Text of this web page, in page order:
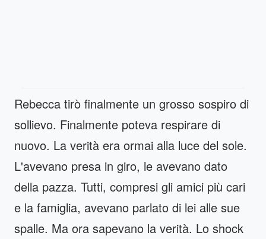
Rebecca tirò finalmente un grosso sospiro di
sollievo. Finalmente poteva respirare di
nuovo. La verità era ormai alla luce del sole.
L'avevano presa in giro, le avevano dato
della pazza. Tutti, compresi gli amici più cari
e la famiglia, avevano parlato di lei alle sue
spalle. Ma ora sapevano la verità. Lo shock